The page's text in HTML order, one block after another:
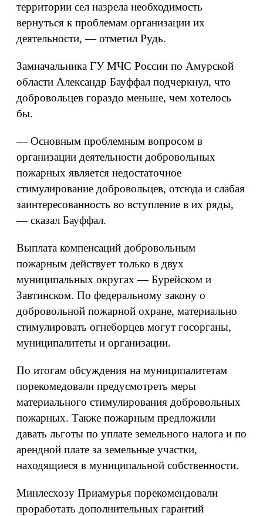
территории сел назрела необходимость
вернуться к проблемам организации их
деятельности, — отметил Рудь.
Замначальника ГУ МЧС России по Амурской
области Александр Бауффал подчеркнул, что
добровольцев гораздо меньше, чем хотелось
бы.
— Основным проблемным вопросом в
организации деятельности добровольных
пожарных является недостаточное
стимулирование добровольцев, отсюда и слабая
заинтересованность во вступление в их ряды,
— сказал Бауффал.
Выплата компенсаций добровольным
пожарным действует только в двух
муниципальных округах — Бурейском и
Завтинском. По федеральному закону о
добровольной пожарной охране, материально
стимулировать огнеборцев могут госорганы,
муниципалитеты и организации.
По итогам обсуждения на муниципалитетам
порекомедовали предусмотреть меры
материального стимулирования добровольных
пожарных. Также пожарным предложили
давать льготы по уплате земельного налога и по
арендной плате за земельные участки,
находящиеся в муниципальной собственности.
Минлесхозу Приамурья порекомендовали
проработать дополнительных гарантий